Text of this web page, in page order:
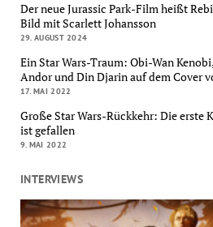
Der neue Jurassic Park-Film heißt
Bild mit Scarlett Johansson
29. AUGUST 2024
Ein Star Wars-Traum: Obi-Wan
Andor und Din Djarin auf dem Cover
17. MAI 2022
Große Star Wars-Rückkehr: Die erste
ist gefallen
9. MAI 2022
INTERVIEWS